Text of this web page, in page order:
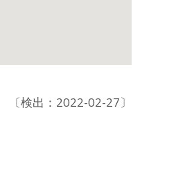
〔検出：2022-02-27〕